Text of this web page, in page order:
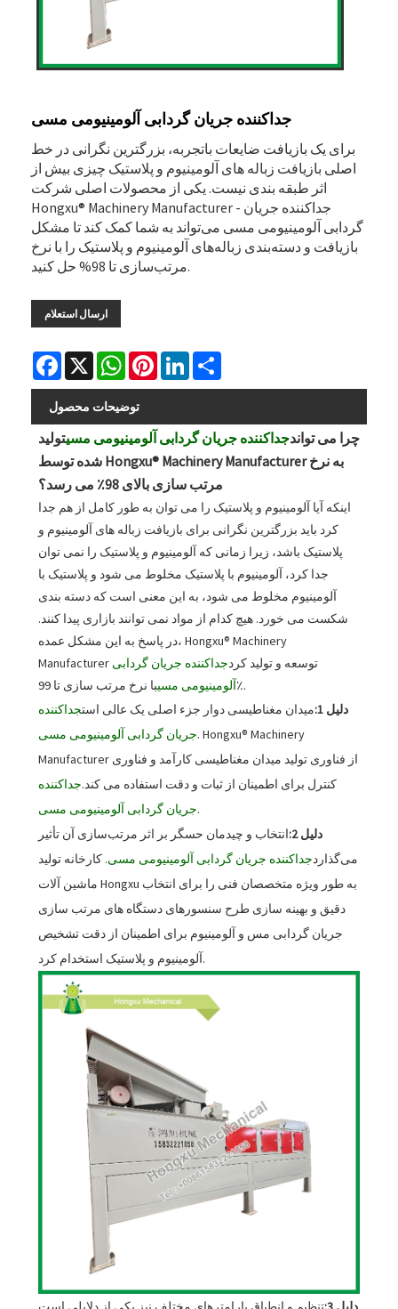
جداکننده جریان گردابی آلومینیومی مسی
برای یک بازیافت ضایعات باتجربه، بزرگترین نگرانی در خط
اصلی بازیافت زباله های آلومینیوم و پلاستیک چیزی بیش از
اثر طبقه بندی نیست. یکی از محصولات اصلی شرکت
Hongxu® Machinery Manufacturer - جداکننده جریان
گردابی آلومینیومی مسی می‌تواند به شما کمک کند تا مشکل
بازیافت و دسته‌بندی زباله‌های آلومینیوم و پلاستیک را با نرخ
مرتب‌سازی تا 98% حل کنید.
ارسال استعلام
Facebook
X WhatsAppPinterestLinkedIn
توضیحات محصول
چرا می تواندجداکننده جریان گردابی آلومینیومی مسیتولید
شده توسط Hongxu® Machinery Manufacturer به نرخ
مرتب سازی بالای 98٪ می رسد؟
اینکه آیا آلومینیوم و پلاستیک را می توان به طور کامل از هم جدا
کرد باید بزرگترین نگرانی برای بازیافت زباله های آلومینیوم و
پلاستیک باشد، زیرا زمانی که آلومینیوم و پلاستیک را نمی توان
جدا کرد، آلومینیوم با پلاستیک مخلوط می شود و پلاستیک با
آلومینیوم مخلوط می شود، به این معنی است که دسته بندی
شکست می خورد. هیچ کدام از مواد نمی توانند بازاری پیدا کنند.
در پاسخ به این مشکل عمده، Hongxu® Machinery
Manufacturer توسعه و تولید کردجداکننده جریان گردابی
آلومینیومی مسیبا نرخ مرتب سازی تا 99٪.
دلیل 1: میدان مغناطیسی دوار جزء اصلی یک عالی استجداکننده
جریان گردابی آلومینیومی مسی. Hongxu® Machinery
Manufacturer از فناوری تولید میدان مغناطیسی کارآمد و فناوری
کنترل برای اطمینان از ثبات و دقت استفاده می کند.جداکننده
جریان گردابی آلومینیومی مسی.
دلیل 2: انتخاب و چیدمان حسگر بر اثر مرتب‌سازی آن تأثیر
می‌گذاردجداکننده جریان گردابی آلومینیومی مسی. کارخانه تولید
ماشین آلات Hongxu به طور ویژه متخصصان فنی را برای انتخاب
دقیق و بهینه سازی طرح سنسورهای دستگاه های مرتب سازی
جریان گردابی مس و آلومینیوم برای اطمینان از دقت تشخیص
آلومینیوم و پلاستیک استخدام کرد.